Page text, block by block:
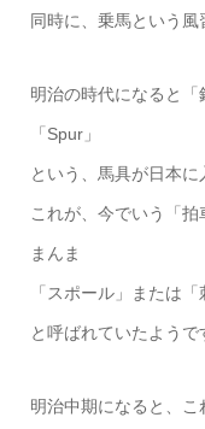
同時に、乗馬という風
明治の時代になると「
「Spur」
という、馬具が日本に
これが、今でいう「
まんま
「スポール」または「
と呼ばれていたようで
明治中期になると、こ